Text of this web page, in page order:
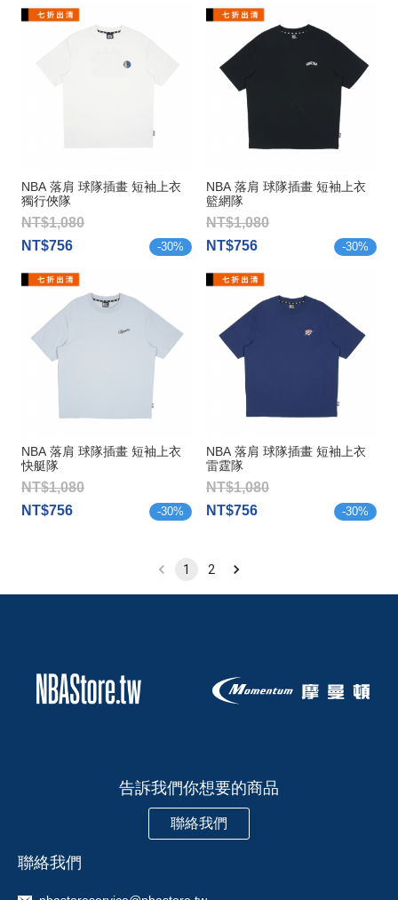
NBA 落肩 球隊插畫 短袖上衣
獨行俠隊
NT$1,080
NT$756
-30%
NBA 落肩 球隊插畫 短袖上衣
籃網隊
NT$1,080
NT$756
-30%
NBA 落肩 球隊插畫 短袖上衣
快艇隊
NT$1,080
NT$756
-30%
NBA 落肩 球隊插畫 短袖上衣
雷霆隊
NT$1,080
NT$756
-30%
1 2
告訴我們你想要的商品
聯絡我們
聯絡我們